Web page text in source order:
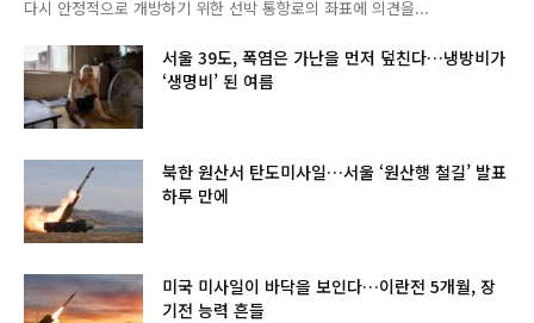
다시 안정적으로 개방하기 위한 선박 통항로의 좌표에 의견을...
서울 39도, 폭염은 가난을 먼저 덮친다…냉방비가
‘생명비’ 된 여름
북한 원산서 탄도미사일…서울 ‘원산행 철길’ 발표
하루 만에
미국 미사일이 바닥을 보인다…이란전 5개월, 장
기전 능력 흔들